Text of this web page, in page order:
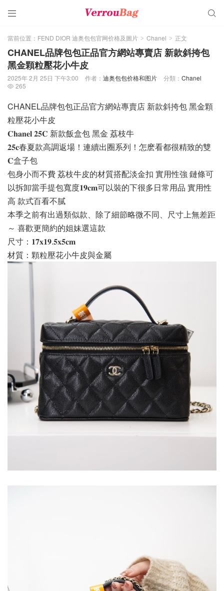
 
當前位置： FEND DIOR 迪奥包包官网价格及圖片 > Chanel > 正文
CHANEL品牌包包正品官方網站專賣店 新款斜挎包
黑金顆粒壓花小牛皮
2025年 2月 25日 下午3:00 作者： 迪奥包包价格和图片 分類： Chanel
 265
CHANEL品牌包包正品官方網站專賣店 新款斜挎包 黑金顆
粒壓花小牛皮
𝐂𝐡𝐚𝐧𝐞𝐥 𝟐𝟓𝐂 新款飯盒包 黑金 荔枝牛
𝟐𝟓𝐜春夏款高調返場！連續出圈系列！怎麽看都很精致的雙
𝐂盒子包
包身小而不費 荔枝牛皮的材質搭配淡金扣 實用性強 鏈條可
以拆卸當手提包寬度𝟏𝟗𝐜𝐦可以裝的下很多日常用品 實用性
高 款式百看不膩
本季之前有出過類似款、除了細節略微不同、尺寸上無差距
～ 喜歡更簡約的姐妹選這款
尺寸：𝟏𝟕𝐱𝟏𝟗.𝟓𝐱𝟓𝐜𝐦
材質：顆粒壓花小牛皮與金屬